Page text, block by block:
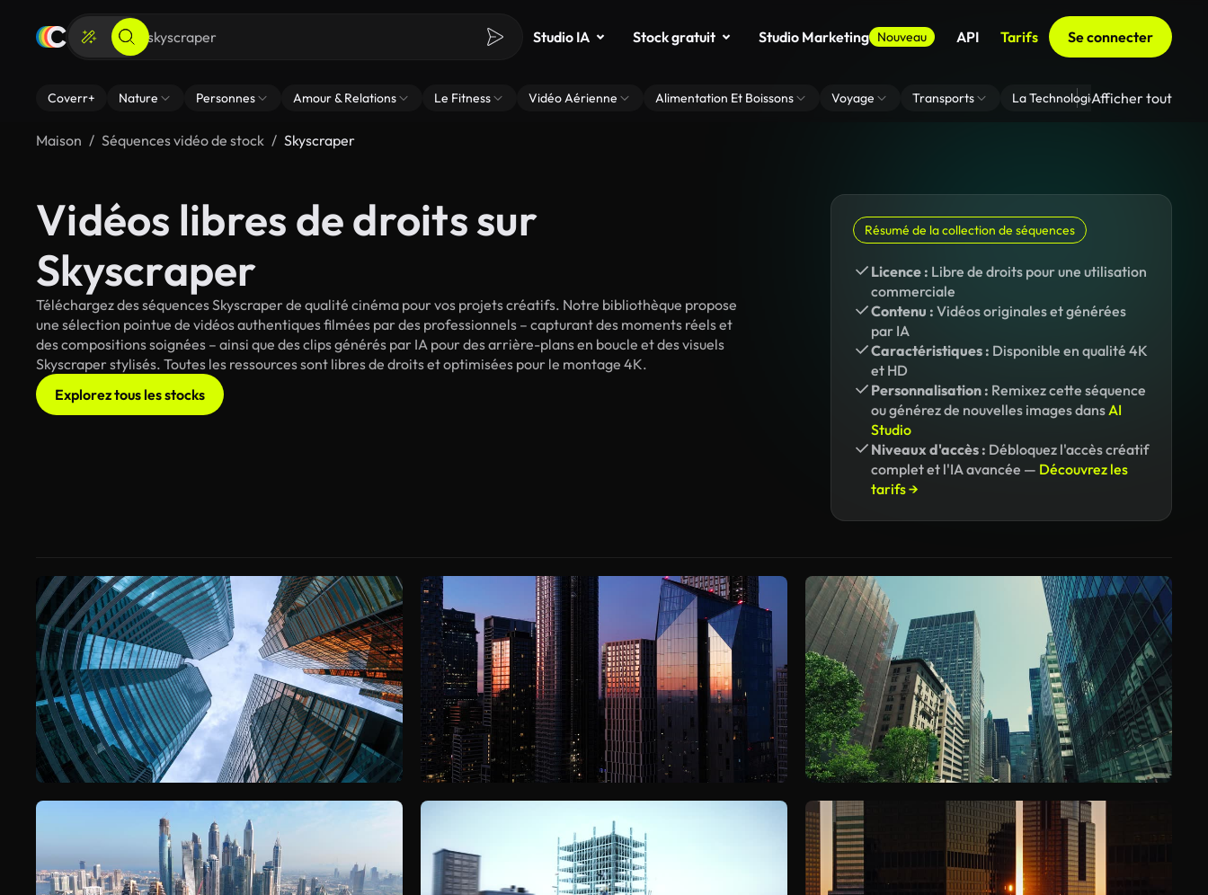
Studio IA Stock gratuit Studio Marketing Nouveau API Tarifs Se connecter
Coverr+ Nature Personnes Amour & Relations Le Fitness Vidéo Aérienne Alimentation Et Boissons Voyage Transports La Technologie Zoom En
Afficher tout
Maison Séquences vidéo de stock Skyscraper
Vidéos libres de droits sur
Skyscraper
Téléchargez des séquences Skyscraper de qualité cinéma pour vos projets créatifs. Notre bibliothèque propose
une sélection pointue de vidéos authentiques filmées par des professionnels – capturant des moments réels et
des compositions soignées – ainsi que des clips générés par IA pour des arrière-plans en boucle et des visuels
Skyscraper stylisés. Toutes les ressources sont libres de droits et optimisées pour le montage 4K.
Explorez tous les stocks
Résumé de la collection de séquences
Licence : Libre de droits pour une utilisation
commerciale
Contenu : Vidéos originales et générées
par IA
Caractéristiques : Disponible en qualité 4K
et HD
Personnalisation : Remixez cette séquence
ou générez de nouvelles images dansAI
Studio
Niveaux d'accès : Débloquez l'accès créatif
complet et l'IA avancée — Découvrez les
tarifs →